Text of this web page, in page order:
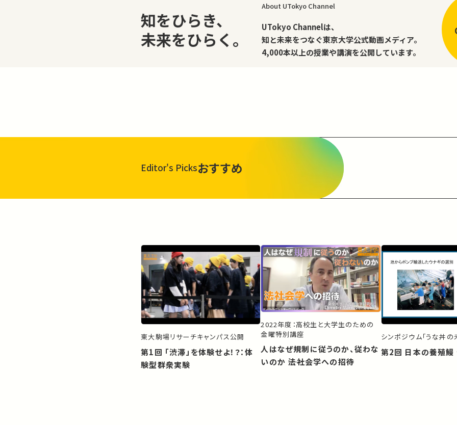
知をひらき、
未来をひらく。
About UTokyo Channel
UTokyo Channelは、
知と未来をつなぐ東京大学公式動画メディア。
4,000本以上の授業や講演を公開しています。
Editor's Picksおすすめ
東大駒場リサーチキャンパス公開
第1回 「渋滞」を体験せよ！？：体
験型群衆実験
2022年度：高校生と大学生のための
金曜特別講座
人はなぜ規制に従うのか、従わな
いのか ――法社会学への招待
シンポジウム「うな丼の
第2回 日本の養殖